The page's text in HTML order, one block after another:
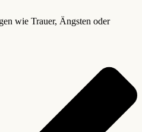
wie Trauer, Ängsten oder